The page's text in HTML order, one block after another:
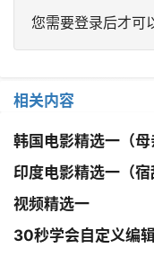
您需要登录后才可
相关内容
韩国电影精选一（母
印度电影精选一（宿
视频精选一
30秒学会自定义编